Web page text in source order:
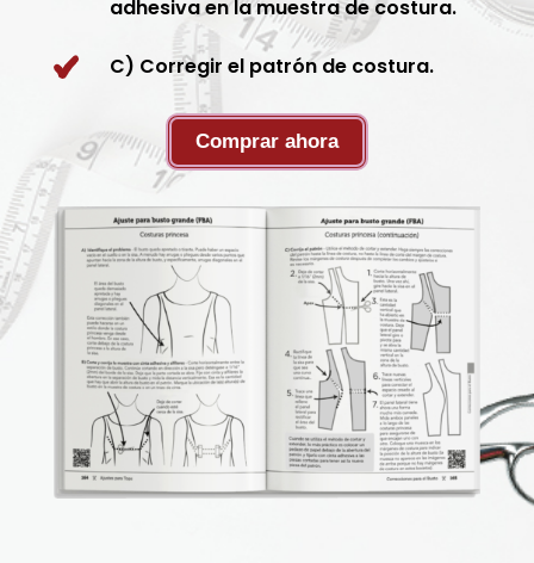
adhesiva en la muestra de costura.
C) Corregir el patrón de costura.
Comprar ahora